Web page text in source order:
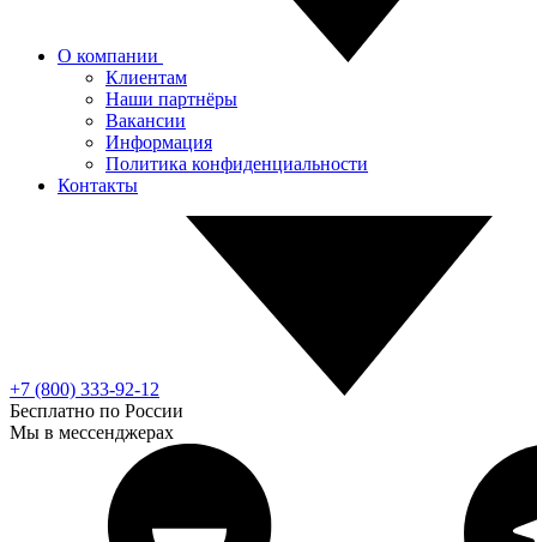
О компании
Клиентам
Наши партнёры
Вакансии
Информация
Политика конфиденциальности
Контакты
+7 (800) 333-92-12
Бесплатно по России
Мы в мессенджерах